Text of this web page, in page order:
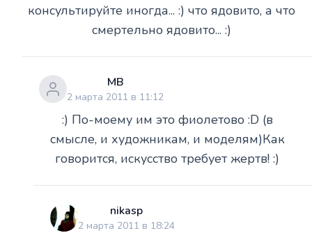
консультируйте иногда... :) что ядовито, а что
смертельно ядовито... :)
МВ
2 марта 2011 в 11:12
:) По-моему им это фиолетово :D (в
смысле, и художникам, и моделям)Как
говорится, искусство требует жертв! :)
nikasp
2 марта 2011 в 18:24